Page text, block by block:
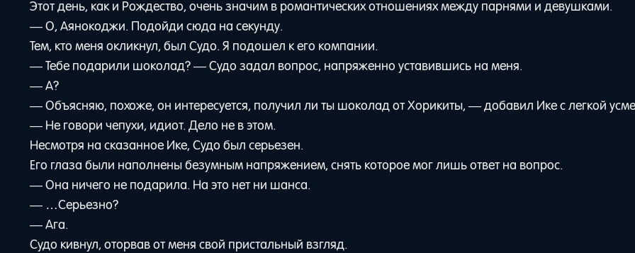
Этот день, как и Рождество, очень значим в романтических отношениях между парнями и девушками.
— О, Аянокоджи. Подойди сюда на секунду.
Тем, кто меня окликнул, был Судо. Я подошел к его компании.
— Тебе подарили шоколад? — Судо задал вопрос, напряженно уставившись на меня.
— А?
— Объясняю, похоже, он интересуется, получил ли ты шоколад от Хорикиты, — добавил Ике с легкой
— Не говори чепухи, идиот. Дело не в этом.
Несмотря на сказанное Ике, Судо был серьезен.
Его глаза были наполнены безумным напряжением, снять которое мог лишь ответ на вопрос.
— Она ничего не подарила. На это нет ни шанса.
— …Серьезно?
— Ага.
Судо кивнул, оторвав от меня свой пристальный взгляд.